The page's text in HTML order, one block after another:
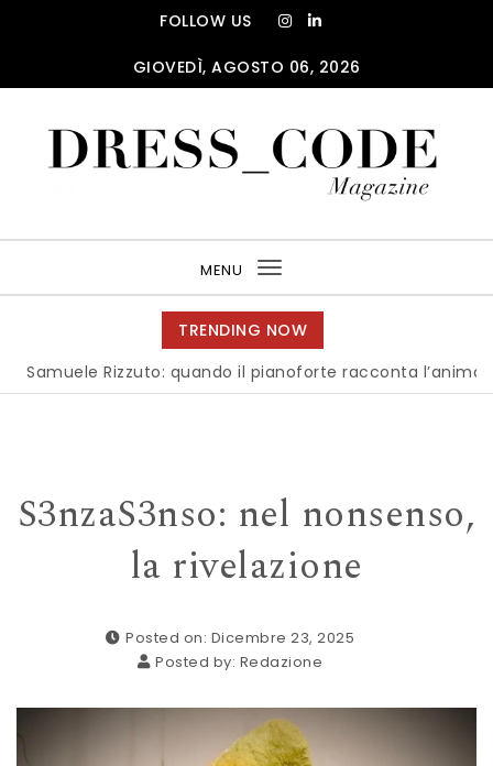
FOLLOW US
GIOVEDÌ, AGOSTO 06, 2026
MENU
Toggle
navigation
TRENDING NOW
Rizzuto: quando il pianoforte racconta l’anima
S3nzaS3nso: nel nonsenso,
la rivelazione
Posted on: Dicembre 23, 2025
Posted by: Redazione